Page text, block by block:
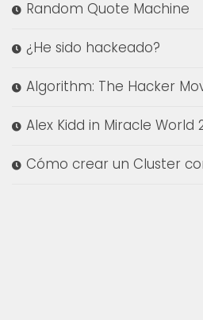
Random Quote Machine
¿He sido hackeado?
Algorithm: The Hacker
Alex Kidd in Miracle World
Cómo crear un Cluster